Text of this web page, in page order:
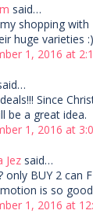
said…
shopping with
huge varieties :)
1, 2016 at
Since
be a great idea.
1, 2016 at
Jez said…
only BUY 2 can
is so
1, 2016 at